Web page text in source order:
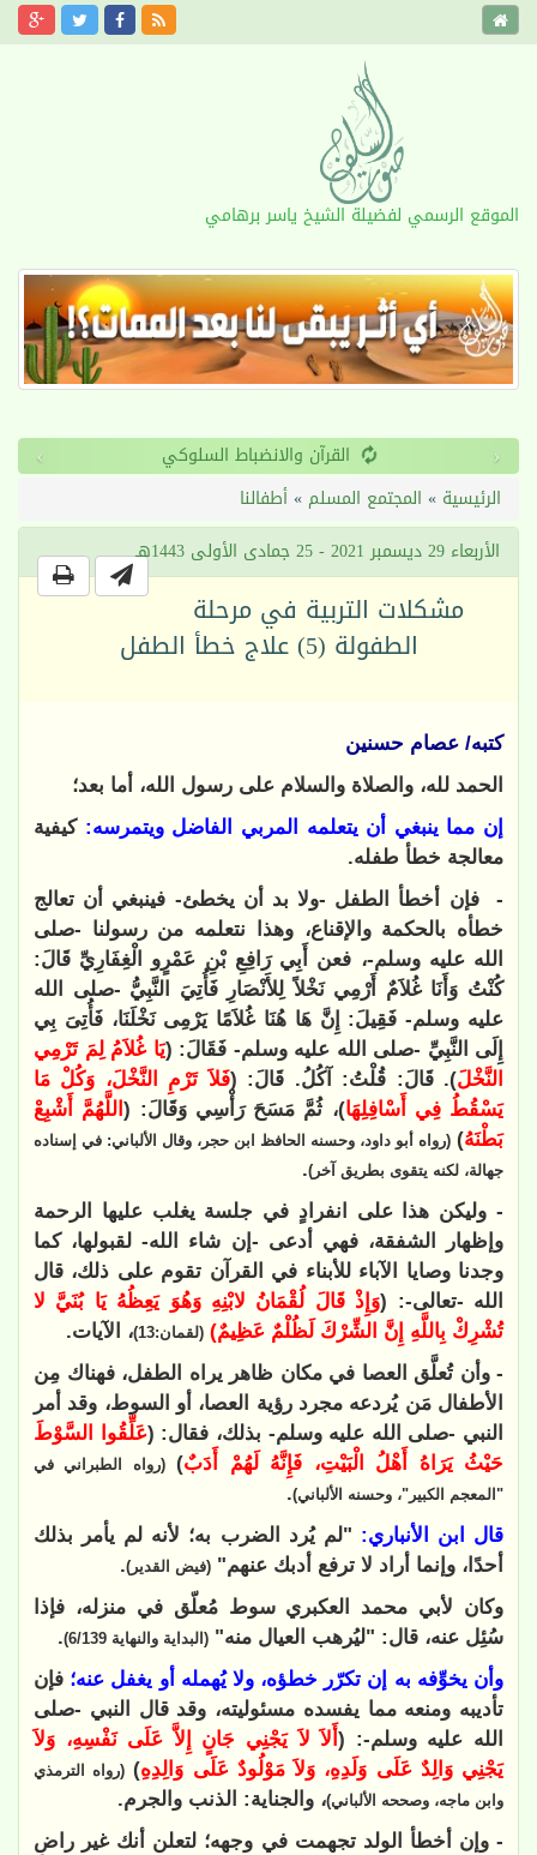
الموقع الرسمي لفضيلة الشيخ ياسر برهامي
القرآن والانضباط السلوكي ‹
›
الرئيسية » المجتمع المسلم »أطفالنا
الأربعاء 29 ديسمبر 2021 - 25 جمادى الأولى 1443هـ
مشكلات التربية في مرحلة
الطفولة (5) علاج خطأ الطفل
كتبه/ عصام حسنين
الحمد لله، والصلاة والسلام على رسول الله، أما بعد؛
إن مما ينبغي أن يتعلمه المربي الفاضل ويتمرسه: كيفية
معالجة خطأ طفله.
- فإن أخطأ الطفل -ولا بد أن يخطئ- فينبغي أن تعالج
خطأه بالحكمة والإقناع، وهذا نتعلمه من رسولنا -صلى
الله عليه وسلم-، فعن أَبِي رَافِعِ بْنِ عَمْرٍو الْغِفَارِيِّ قَالَ:
كُنْتُ وَأَنَا غُلاَمٌ أَرْمِي نَخْلاً لِلأَنْصَارِ فَأُتِيَ النَّبِيُّ -صلى الله
عليه وسلم- فَقِيلَ: إِنَّ هَا هُنَا غُلاَمًا يَرْمِى نَخْلَنَا، فَأُتِىَ بِي
إِلَى النَّبِيِّ -صلى الله عليه وسلم- فَقَالَ: (يَا غُلاَمُ لِمَ تَرْمِي
النَّخْلَ). قَالَ: قُلْتُ: آكُلُ. قَالَ: (فَلاَ تَرْمِ النَّخْلَ، وَكُلْ مَا
يَسْقُطُ فِي أَسْافِلِهَا)، ثُمَّ مَسَحَ رَأْسِي وَقَالَ: (اللَّهُمَّ أَشْبِعْ
بَطْنَهُ) (رواه أبو داود، وحسنه الحافظ ابن حجر، وقال الألباني: في إسناده
جهالة، لكنه يتقوى بطريق آخر).
- وليكن هذا على انفرادٍ في جلسة يغلب عليها الرحمة
وإظهار الشفقة، فهي أدعى -إن شاء الله- لقبولها، كما
وجدنا وصايا الآباء للأبناء في القرآن تقوم على ذلك، قال
الله -تعالى-: (وَإِذْ قَالَ لُقْمَانُ لابْنِهِ وَهُوَ يَعِظُهُ يَا بُنَيَّ لا
تُشْرِكْ بِاللَّهِ إِنَّ الشِّرْكَ لَظُلْمٌ عَظِيمٌ) (لقمان:13)
، الآيات.
- وأن تُعلَّق العصا في مكان ظاهر يراه الطفل، فهناك مِن
الأطفال مَن يُردعه مجرد رؤية العصا، أو السوط، وقد أمر
النبي -صلى الله عليه وسلم- بذلك، فقال: (عَلِّقُوا السَّوْطَ
حَيْثُ يَرَاهُ أَهْلُ الْبَيْتِ، فَإِنَّهُ لَهُمْ أَدَبٌ)(رواه الطبراني في
"المعجم الكبير"، وحسنه الألباني).
قال ابن الأنباري: "لم يُرد الضرب به؛ لأنه لم يأمر بذلك
أحدًا، وإنما أراد لا ترفع أدبك عنهم" (فيض القدير).
وكان لأبي محمد العكبري سوط مُعلّق في منزله، فإذا
سُئِل عنه، قال: "ليُرهب العيال منه" (البداية والنهاية 6/139)
.
وأن يخوِّفه به إن تكرّر خطؤه، ولا يُهمله أو يغفل عنه؛ فإن
تأديبه ومنعه مما يفسده مسئوليته، وقد قال النبي -صلى
الله عليه وسلم-: (أَلاَ لاَ يَجْنِي جَانٍ إِلاَّ عَلَى نَفْسِهِ، وَلاَ
يَجْنِي وَالِدٌ عَلَى وَلَدِهِ، وَلاَ مَوْلُودٌ عَلَى وَالِدِهِ) (رواه الترمذي
وابن ماجه، وصححه الألباني)، والجناية: الذنب والجرم.
- وإن أخطأ الولد تجهمت في وجهه؛ لتعلن أنك غير راضٍ